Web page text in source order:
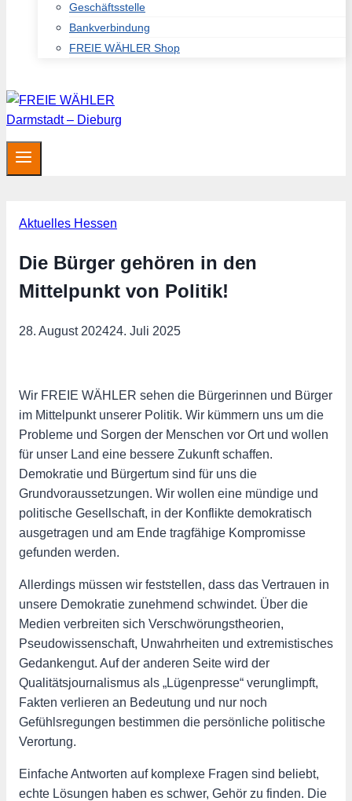
Geschäftsstelle
Bankverbindung
FREIE WÄHLER Shop
Aktuelles Hessen
Die Bürger gehören in den
Mittelpunkt von Politik!
28. August 202424. Juli 2025
Wir FREIE WÄHLER sehen die Bürgerinnen und Bürger
im Mittelpunkt unserer Politik. Wir kümmern uns um die
Probleme und Sorgen der Menschen vor Ort und wollen
für unser Land eine bessere Zukunft schaffen.
Demokratie und Bürgertum sind für uns die
Grundvoraussetzungen. Wir wollen eine mündige und
politische Gesellschaft, in der Konflikte demokratisch
ausgetragen und am Ende tragfähige Kompromisse
gefunden werden.
Allerdings müssen wir feststellen, dass das Vertrauen in
unsere Demokratie zunehmend schwindet. Über die
Medien verbreiten sich Verschwörungstheorien,
Pseudowissenschaft, Unwahrheiten und extremistisches
Gedankengut. Auf der anderen Seite wird der
Qualitätsjournalismus als „Lügenpresse“ verunglimpft,
Fakten verlieren an Bedeutung und nur noch
Gefühlsregungen bestimmen die persönliche politische
Verortung.
Einfache Antworten auf komplexe Fragen sind beliebt,
echte Lösungen haben es schwer, Gehör zu finden. Die